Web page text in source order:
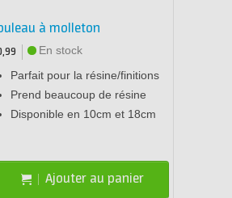
à molleton
En stock
Parfait pour la résine/finitions
Prend beaucoup de résine
Disponible en 10cm et 18cm
Ajouter au panier